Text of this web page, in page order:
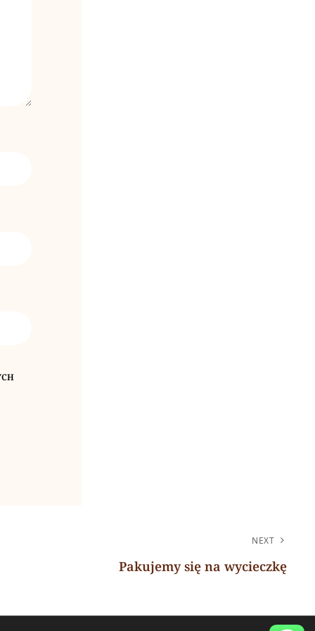
NEXT
Pakujemy się na wycieczkę